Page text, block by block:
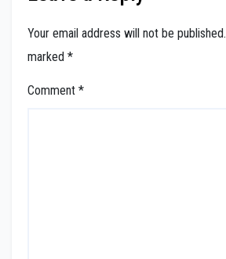
Your email address will not be published.
marked *
Comment *